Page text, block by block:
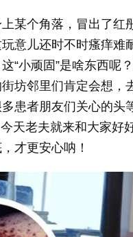
某个角落，冒出了红
意儿还时不时瘙痒难
“小顽固”是啥东西呢
坊邻里们肯定会想
患者朋友们关心的
天老夫就来和大家好
才更安心呐！